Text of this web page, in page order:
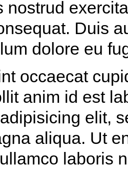
nostrud
Duis
dolore eu
occaecat
anim id est
elit,
aliqua. Ut
laboris